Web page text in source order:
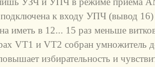
к входу УПЧ (вывод 16)
иметь в 12... 15 раз меньше
VT1 и VT2 собран умножитель
избирательность и